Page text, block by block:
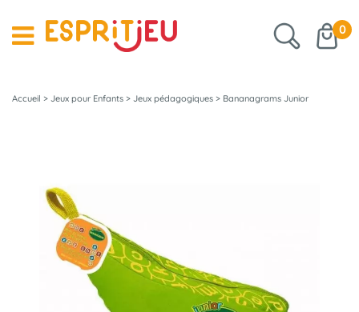
0
Accueil > Jeux pour Enfants > Jeux pédagogiques > Bananagrams Junior